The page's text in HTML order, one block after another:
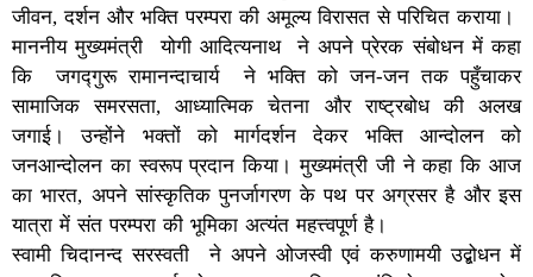
जीवन, दर्शन और भक्ति परम्परा की अमूल्य विरासत से परिचित कराया।
माननीय मुख्यमंत्री योगी आदित्यनाथ ने अपने प्रेरक संबोधन में कहा
कि जगद्गुरू रामानन्दाचार्य ने भक्ति को जन-जन तक पहुँचाकर
सामाजिक समरसता, आध्यात्मिक चेतना और राष्ट्रबोध की अलख
जगाई। उन्होंने भक्तों को मार्गदर्शन देकर भक्ति आन्दोलन को
जनआन्दोलन का स्वरूप प्रदान किया। मुख्यमंत्री जी ने कहा कि आज
का भारत, अपने सांस्कृतिक पुनर्जागरण के पथ पर अग्रसर है और इस
यात्रा में संत परम्परा की भूमिका अत्यंत महत्त्वपूर्ण है।
स्वामी चिदानन्द सरस्वती ने अपने ओजस्वी एवं करुणामयी उद्बोधन में